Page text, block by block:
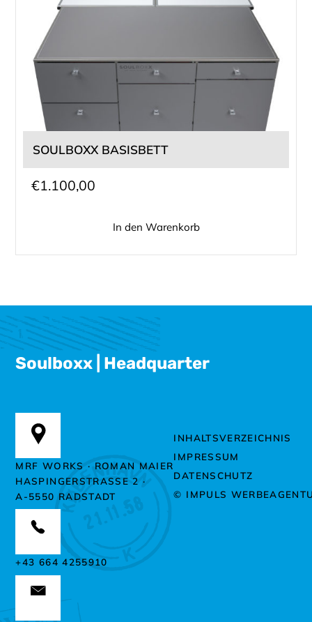
SOULBOXX BASISBETT
€1.100,00
In den Warenkorb
Soulboxx | Headquarter
MRF WORKS · ROMAN MAIER
HASPINGERSTRASSE 2 ·
A-5550 RADSTADT
+43 664 4255910
INHALTSVERZEICHNIS
IMPRESSUM
DATENSCHUTZ
© IMPULS